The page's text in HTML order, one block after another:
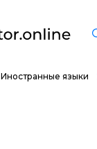
Иностранные языки